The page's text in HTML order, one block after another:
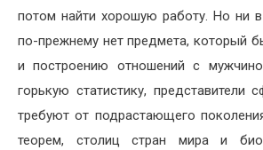
потом найти хорошую работу. Но ни
по-прежнему нет предмета, который
и построению отношений с
горькую статистику, представители
требуют от подрастающего
теорем, столиц стран мира и